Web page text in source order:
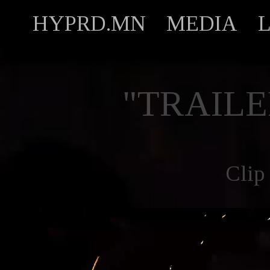
HYPRD.MN MEDIA